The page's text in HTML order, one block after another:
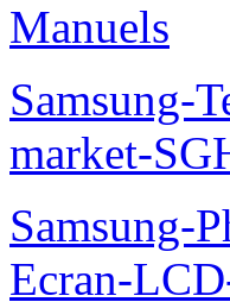
Manuels
Samsung-
market-
Samsung-
Ecran-